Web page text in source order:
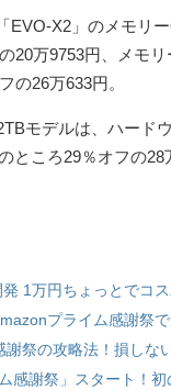
EVO-X2」のメモリ
20万9753円、メモ
の26万633円。
モデルは、ハード
ところ29％オフの28
1万円ちょっとでコ
プライム感謝祭
謝祭の攻略法！損しな
感謝祭」スタート！